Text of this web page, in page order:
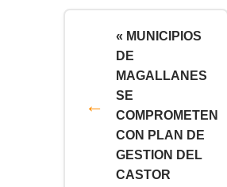
« MUNICIPIOS
DE
MAGALLANES
SE
COMPROMETEN
CON PLAN DE
GESTION DEL
CASTOR